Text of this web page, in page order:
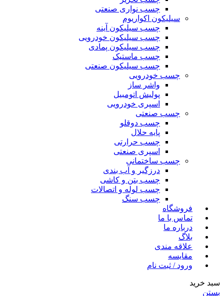
چسب نواری صنعتی
سیلیکون اکواریوم
چسب سیلیکون آینه
چسب سیلیکون خودرویی
چسب سیلیکون پمادی
چسب ماستیک
چسب سیلیکون صنعتی
چسب خودرویی
واشر ساز
پولیش اتومبیل
اسپری خودرویی
چسب صنعتی
چسب دوقلو
پایه حلال
چسب حرارتی
اسپری صنعتی
چسب ساختمانی
درزگیر و آب بندی
چسب بتن و کاشی
چسب لوله و اتصالات
چسب سنگ
فروشگاه
تماس با ما
درباره ما
بلاگ
علاقه مندی
مقایسه
ورود / ثبت نام
سبد خرید
بستن